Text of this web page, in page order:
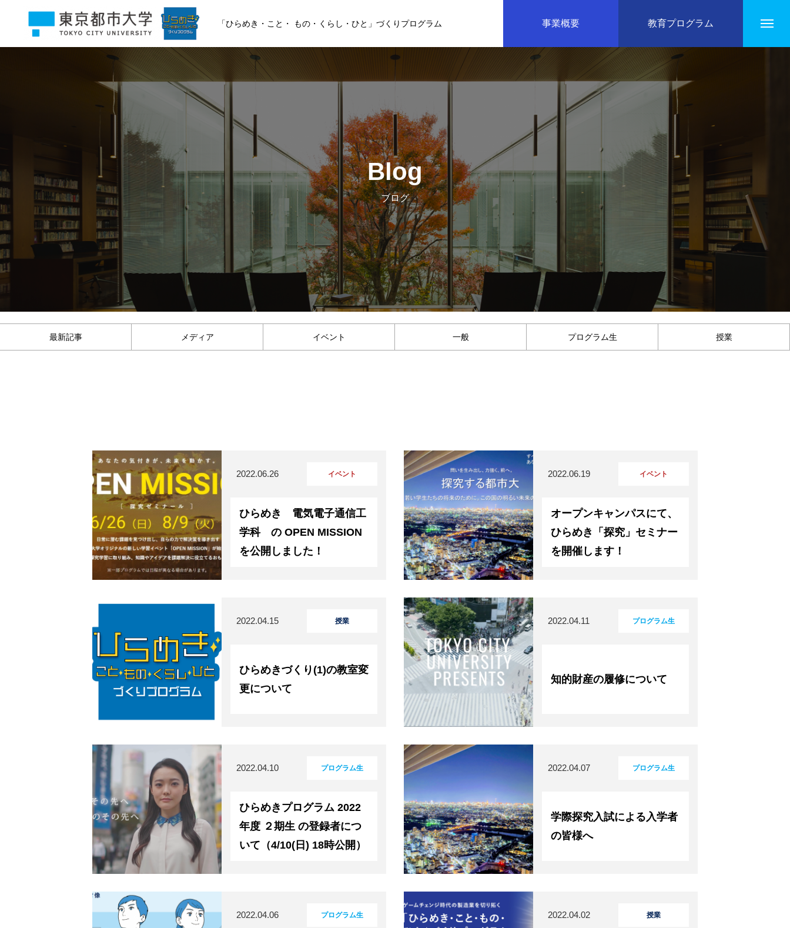
「ひらめき・こと・ もの・くらし・ひと」づくりプログラム 事業概要 教育プログラム
Blog
ブログ
最新記事 メディア イベント 一般 プログラム生 授業
イベント
ひらめき 電気電子通信工
学科 の OPEN MISSION
を公開しました！
2022.06.26 イベント
オープンキャンパスにて、
ひらめき「探究」セミナー
を開催します！
2022.06.19
授業
ひらめきづくり(1)の教室変
更について
2022.04.15 プログラム生
知的財産の履修について
2022.04.11
プログラム生
ひらめきプログラム 2022
年度 ２期生 の登録者につ
いて（4/10(日) 18時公開）
2022.04.10 プログラム生
学際探究入試による入学者
の皆様へ
2022.04.07
プログラム生
2022.04.06 授業
2022.04.02